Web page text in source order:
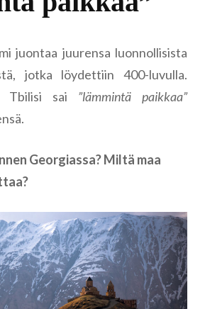
juontaa juurensa luonnollisista
jotka löydettiin 400-luvulla.
Tbilisi sai ”lämmintä paikkaa”
Georgiassa? Miltä maa